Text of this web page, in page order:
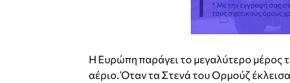
* Με την εγγραφή σας
τους σχετικούς όρους
Η Ευρώπη παράγει το μεγαλύτερο μέρος
αέριο. Όταν τα Στενά του Ορμούζ